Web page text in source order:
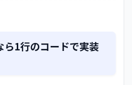
1行のコードで実装